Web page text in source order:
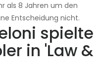
als 8 Jahren um den
Entscheidung nicht.
spielte
in 'Law &